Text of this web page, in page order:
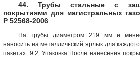
44. Трубы стальные с
покрытиями для магистральных
Р 52568-2006
На трубы диаметром 219 мм и менее
наносить на металлический ярлык для
пакетах. 9.2. Упаковка После нанесения